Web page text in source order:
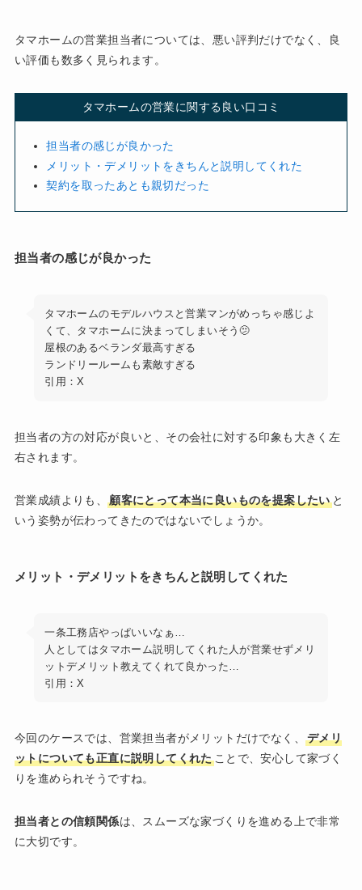
タマホームの営業担当者については、悪い評判だけでなく、良
い評価も数多く見られます。
タマホームの営業に関する良い口コミ
担当者の感じが良かった
メリット・デメリットをきちんと説明してくれた
契約を取ったあとも親切だった
担当者の感じが良かった
タマホームのモデルハウスと営業マンがめっちゃ感じよ
くて、タマホームに決まってしまいそう🫤
屋根のあるベランダ最高すぎる
ランドリールームも素敵すぎる
引用：X
担当者の方の対応が良いと、その会社に対する印象も大きく左
右されます。
営業成績よりも、顧客にとって本当に良いものを提案したいと
いう姿勢が伝わってきたのではないでしょうか。
メリット・デメリットをきちんと説明してくれた
一条工務店やっぱいいなぁ…
人としてはタマホーム説明してくれた人が営業せずメリ
ットデメリット教えてくれて良かった…
引用：X
今回のケースでは、営業担当者がメリットだけでなく、
デメリ
ットについても正直に説明してくれたことで、安心して家づく
りを進められそうですね。
担当者との信頼関係は、スムーズな家づくりを進める上で非常
に大切です。